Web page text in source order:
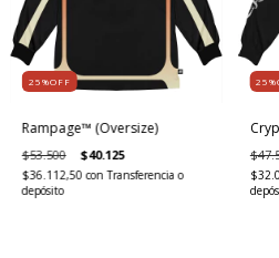
25%OFF
Rampage™ (Oversize)
$53.500 $40.125
$36.112,50con Transferencia o
depósito